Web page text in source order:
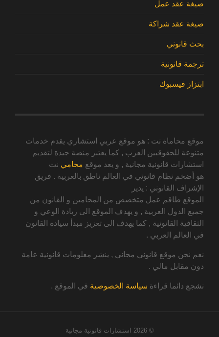
صيغة عقد عمل
صيغة عقد شراكة
بحث قانوني
ترجمة قانونية
ابتزاز فيسبوك
موقع محاماة نت : هو موقع عربي استشاري يقدم خدمات
متنوعة للحقوقيين العرب , كما يعتبر منصة جيدة لتقديم
استشارات قانونية مجانية , و يعد موقع محامي نت
هو أضخم نظام قانوني في العالم ناطق بالعربية . فريق
الإشراف القانوني : يدير
الموقع طاقم عمل متخصص من المحامين و القانون من
جميع الدول العربية , و يهدف الموقع الى زيادة الوعي و
الثقافية القانونية , كما يهدف الى تعزيز مبدأ سيادة القانون
في العالم العربي .
نعم نحن موقع قانوني مجاني , ينشر معلومات قانونية عامة
دون مقابل مالي .
نشجع دائما قراءة سياسة الخصوصية في الموقع .
© 2026 استشارات قانونية مجانية